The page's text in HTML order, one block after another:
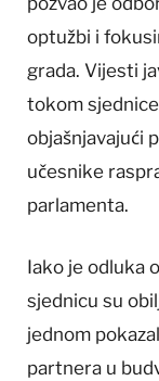
optužbi i
grada. Vijesti
tokom
objašnjavajući
učesnike
parlamenta.
Iako je odluka
sjednicu su
jednom
partnera u